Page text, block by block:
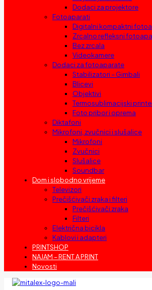
Dodaci za projektore
Fotoaparati
Digitalni kompaktni
Zrcalno refleksni
Bez zrcala
Videokamere
Dodaci za fotoaparate
Stabilizatori – Gimbali
Blicevi
Objektivi
Termosublimacijski
Foto pribor i oprema
Diktafoni
Mikrofoni, zvučnici i slušalice
Mikrofoni
Zvučnici
Slušalice
Soundbar
Dom i slobodno vrijeme
Televizori
Prečišćivači zraka i filteri
Prečišćivači zraka
Filteri
Električna bicikla
Kablovi i adapteri
PRINTSHOP
NAJAM – RENT A PRINT
Novosti